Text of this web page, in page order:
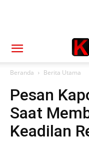
Beranda Berita Utama
Pesan
Saat
Keadilan